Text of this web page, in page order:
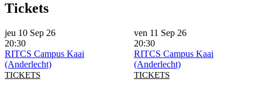
Tickets
jeu 10 Sep 26
20:30
RITCS Campus Kaai
(Anderlecht)
TICKETS
ven 11 Sep 26
20:30
RITCS Campus Kaai
(Anderlecht)
TICKETS